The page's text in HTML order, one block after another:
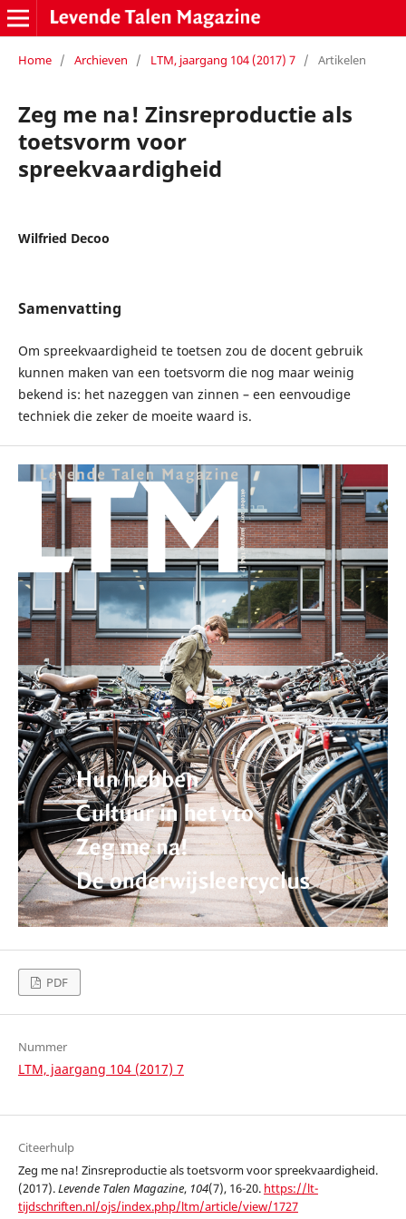
Home / Archieven / LTM, jaargang 104 (2017) 7 / Artikelen
Zeg me na! Zinsreproductie als
toetsvorm voor
spreekvaardigheid
Wilfried Decoo
Samenvatting
Om spreekvaardigheid te toetsen zou de docent gebruik
kunnen maken van een toetsvorm die nog maar weinig
bekend is: het nazeggen van zinnen – een eenvoudige
techniek die zeker de moeite waard is.
PDF
Nummer
LTM, jaargang 104 (2017) 7
Citeerhulp
Zeg me na! Zinsreproductie als toetsvorm voor spreekvaardigheid.
(2017).Levende Talen Magazine, 104(7), 16-20. https://lt-
tijdschriften.nl/ojs/index.php/ltm/article/view/1727